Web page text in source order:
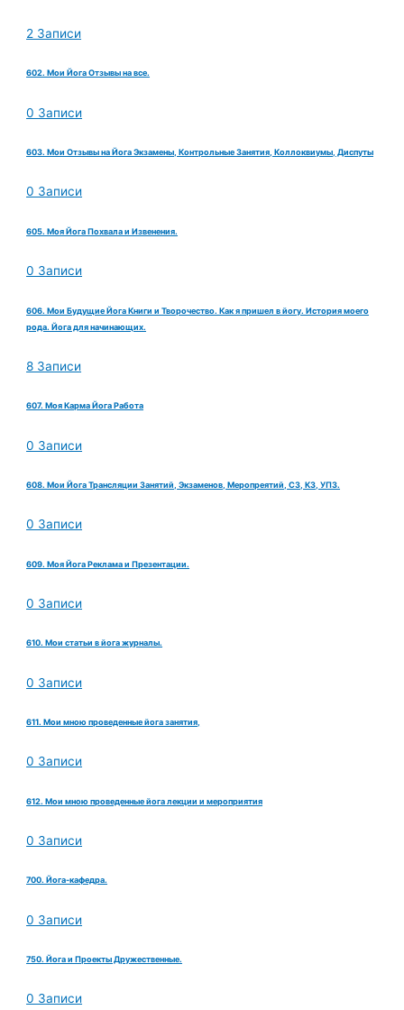
2 Записи
602. Мои Йога Отзывы на все.
0 Записи
603. Мои Отзывы на Йога Экзамены, Контрольные Занятия, Коллоквиумы, Диспуты
0 Записи
605. Моя Йога Похвала и Извенения.
0 Записи
606. Мои Будущие Йога Книги и Творочество. Как я пришел в йогу. История моего
рода. Йога для начинающих.
8 Записи
607. Моя Карма Йога Работа
0 Записи
608. Мои Йога Трансляции Занятий, Экзаменов, Меропреятий, СЗ, КЗ, УПЗ.
0 Записи
609. Моя Йога Реклама и Презентации.
0 Записи
610. Мои статьи в йога журналы.
0 Записи
611. Мои мною проведенные йога занятия,
0 Записи
612. Мои мною проведенные йога лекции и мероприятия
0 Записи
700. Йога-кафедра.
0 Записи
750. Йога и Проекты Дружественные.
0 Записи